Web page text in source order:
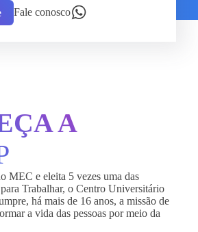
Fale conosco
A
MEC e eleita 5 vezes uma das
Trabalhar, o Centro Universitário
há mais de 16 anos, a missão de
a vida das pessoas por meio da